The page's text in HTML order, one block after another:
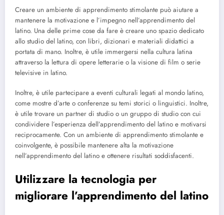
Creare un ambiente di apprendimento stimolante può aiutare a
mantenere la motivazione e l’impegno nell’apprendimento del
latino. Una delle prime cose da fare è creare uno spazio dedicato
allo studio del latino, con libri, dizionari e materiali didattici a
portata di mano. Inoltre, è utile immergersi nella cultura latina
attraverso la lettura di opere letterarie o la visione di film o serie
televisive in latino.
Inoltre, è utile partecipare a eventi culturali legati al mondo latino,
come mostre d’arte o conferenze su temi storici o linguistici. Inoltre,
è utile trovare un partner di studio o un gruppo di studio con cui
condividere l’esperienza dell’apprendimento del latino e motivarsi
reciprocamente. Con un ambiente di apprendimento stimolante e
coinvolgente, è possibile mantenere alta la motivazione
nell’apprendimento del latino e ottenere risultati soddisfacenti.
Utilizzare la tecnologia per
migliorare l’apprendimento del latino